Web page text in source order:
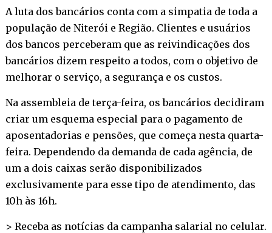
A luta dos bancários conta com a simpatia de toda a
população de Niterói e Região. Clientes e usuários
dos bancos perceberam que as reivindicações dos
bancários dizem respeito a todos, com o objetivo de
melhorar o serviço, a segurança e os custos.
Na assembleia de terça-feira, os bancários decidiram
criar um esquema especial para o pagamento de
aposentadorias e pensões, que começa nesta quarta-
feira. Dependendo da demanda de cada agência, de
um a dois caixas serão disponibilizados
exclusivamente para esse tipo de atendimento, das
10h às 16h.
> Receba as notícias da campanha salarial no celular.